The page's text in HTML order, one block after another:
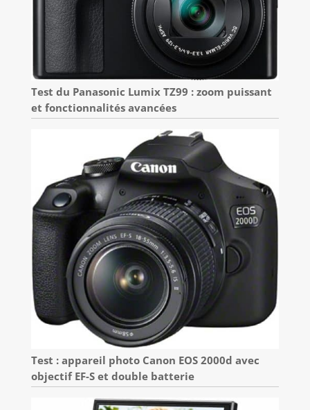
Test du Panasonic Lumix TZ99 : zoom puissant
et fonctionnalités avancées
Test : appareil photo Canon EOS 2000d avec
objectif EF-S et double batterie